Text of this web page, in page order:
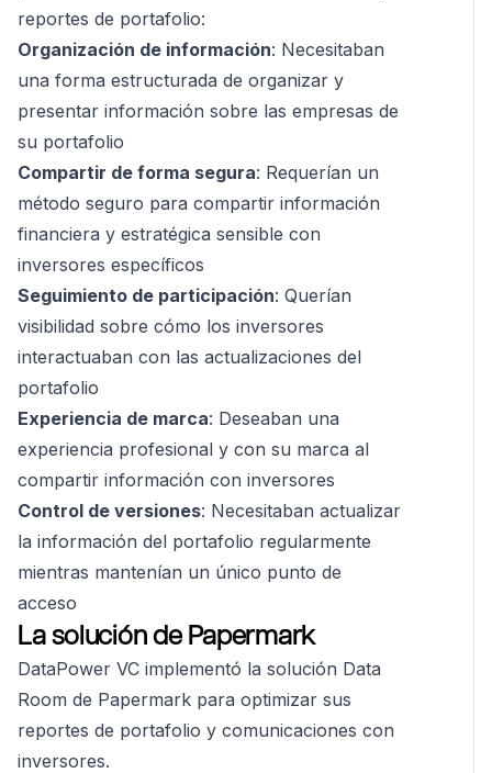
reportes de portafolio:
Organización de información: Necesitaban
una forma estructurada de organizar y
presentar información sobre las empresas de
su portafolio
Compartir de forma segura: Requerían un
método seguro para compartir información
financiera y estratégica sensible con
inversores específicos
Seguimiento de participación: Querían
visibilidad sobre cómo los inversores
interactuaban con las actualizaciones del
portafolio
Experiencia de marca: Deseaban una
experiencia profesional y con su marca al
compartir información con inversores
Control de versiones: Necesitaban actualizar
la información del portafolio regularmente
mientras mantenían un único punto de
acceso
La solución de Papermark
DataPower VC implementó la solución Data
Room de Papermark para optimizar sus
reportes de portafolio y comunicaciones con
inversores.